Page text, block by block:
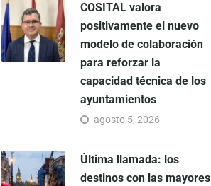
COSITAL valora
positivamente el nuevo
modelo de colaboración
para reforzar la
capacidad técnica de los
ayuntamientos
agosto 5, 2026
Última llamada: los
destinos con las mayores